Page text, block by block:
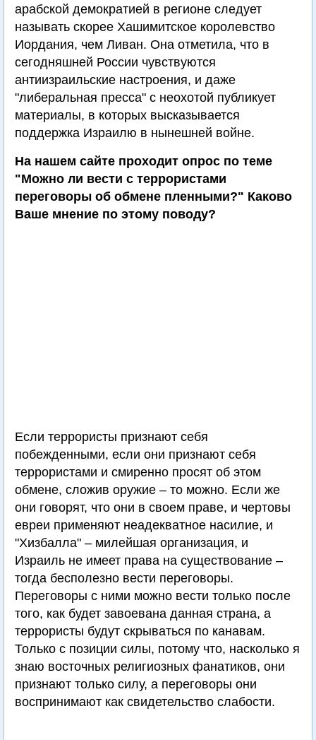
арабской демократией в регионе следует
называть скорее Хашимитское королевство
Иордания, чем Ливан. Она отметила, что в
сегодняшней России чувствуются
антиизраильские настроения, и даже
"либеральная пресса" с неохотой публикует
материалы, в которых высказывается
поддержка Израилю в нынешней войне.
На нашем сайте проходит опрос по теме
"Можно ли вести с террористами
переговоры об обмене пленными?" Каково
Ваше мнение по этому поводу?
Если террористы признают себя
побежденными, если они признают себя
террористами и смиренно просят об этом
обмене, сложив оружие – то можно. Если же
они говорят, что они в своем праве, и чертовы
евреи применяют неадекватное насилие, и
"Хизбалла" – милейшая организация, и
Израиль не имеет права на существование –
тогда бесполезно вести переговоры.
Переговоры с ними можно вести только после
того, как будет завоевана данная страна, а
террористы будут скрываться по канавам.
Только с позиции силы, потому что, насколько я
знаю восточных религиозных фанатиков, они
признают только силу, а переговоры они
воспринимают как свидетельство слабости.